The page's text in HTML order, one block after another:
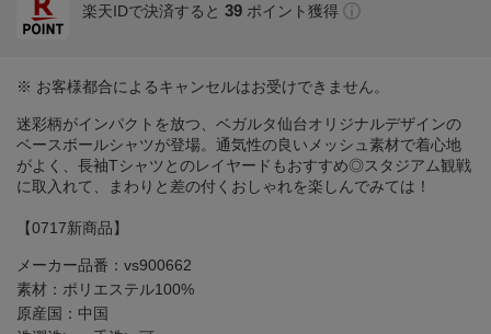
楽天IDで決済すると 39 ポイント獲得
※ お客様都合によるキャンセルはお受けできません。
迷彩柄がインパクトを放つ、ベガルタ仙台オリジナルデザインの
ベースボールシャツが登場。通気性の良いメッシュ素材で着心地
がよく、長袖Tシャツとのレイヤードもおすすめ◎スタジアム観戦
に取入れて、まわりと差の付くおしゃれを楽しんでみては！
【0717新商品】
メーカー品番：vs900662
素材：ポリエステル100%
原産国：中国